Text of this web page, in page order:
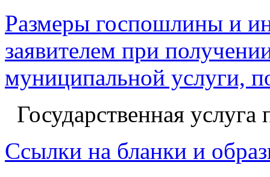
Размеры госпошлины и
заявителем при
муниципальной услуги,
Государственная услуга
Ссылки на бланки и